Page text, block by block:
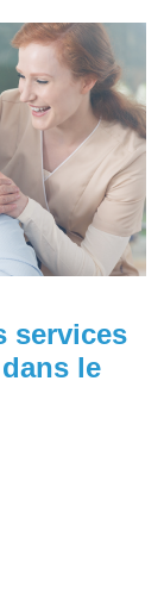
services
le